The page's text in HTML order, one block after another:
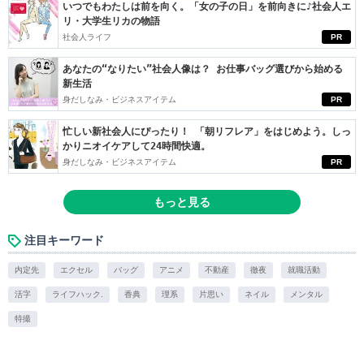
PR
いつでもわたしは前を向く。「女の子の日」を前向きに♪社会人エ
リ・大学生リカの物語
社会人ライフ
PR
あなたの“なりたい”社会人像は？ お仕事バッグ選びから始める
新生活
身だしなみ・ビジネスアイテム
PR
忙しい新社会人にぴったり！ 「朝リフレア」をはじめよう。しっ
かりニオイケアして24時間快適。
身だしなみ・ビジネスアイテム
もっと見る
注目キーワード
内定先 エクセル バッグ アニメ 不動産 徹夜 就職活動
活字 ライフハック. 香典 理系 片思い ネイル メンタル
特撮